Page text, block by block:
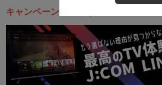
キャンペーン・お得な情報